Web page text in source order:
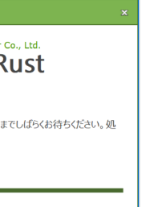
used in SOLID